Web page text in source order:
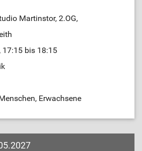
Martinstor, 2.OG,
17:15 bis 18:15
Erwachsene